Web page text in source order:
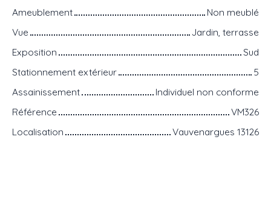
Ameublement
Non meublé
Vue
Jardin, terrasse
Exposition
Sud
Stationnement extérieur
5
Assainissement
Individuel non conforme
Référence
VM326
Localisation
Vauvenargues 13126